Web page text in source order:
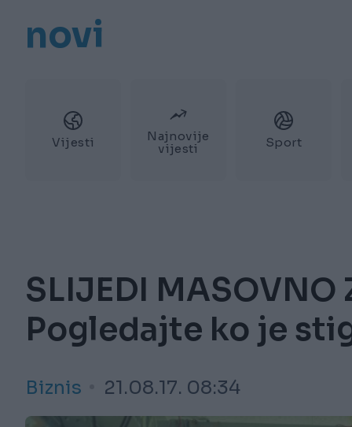
novi
Vijesti
Najnovije
vijesti
Sport
SLIJEDI MASOVNO
Pogledajte ko je
Biznis 21.08.17. 08:34